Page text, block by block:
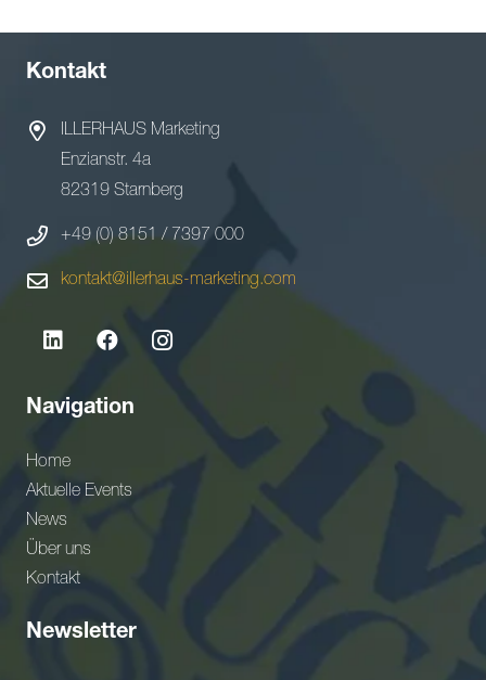
Kontakt
ILLERHAUS Marketing
Enzianstr. 4a
82319 Starnberg
+49 (0) 8151 / 7397 000
kontakt@illerhaus-marketing.com
Navigation
Home
Aktuelle Events
News
Über uns
Kontakt
Newsletter